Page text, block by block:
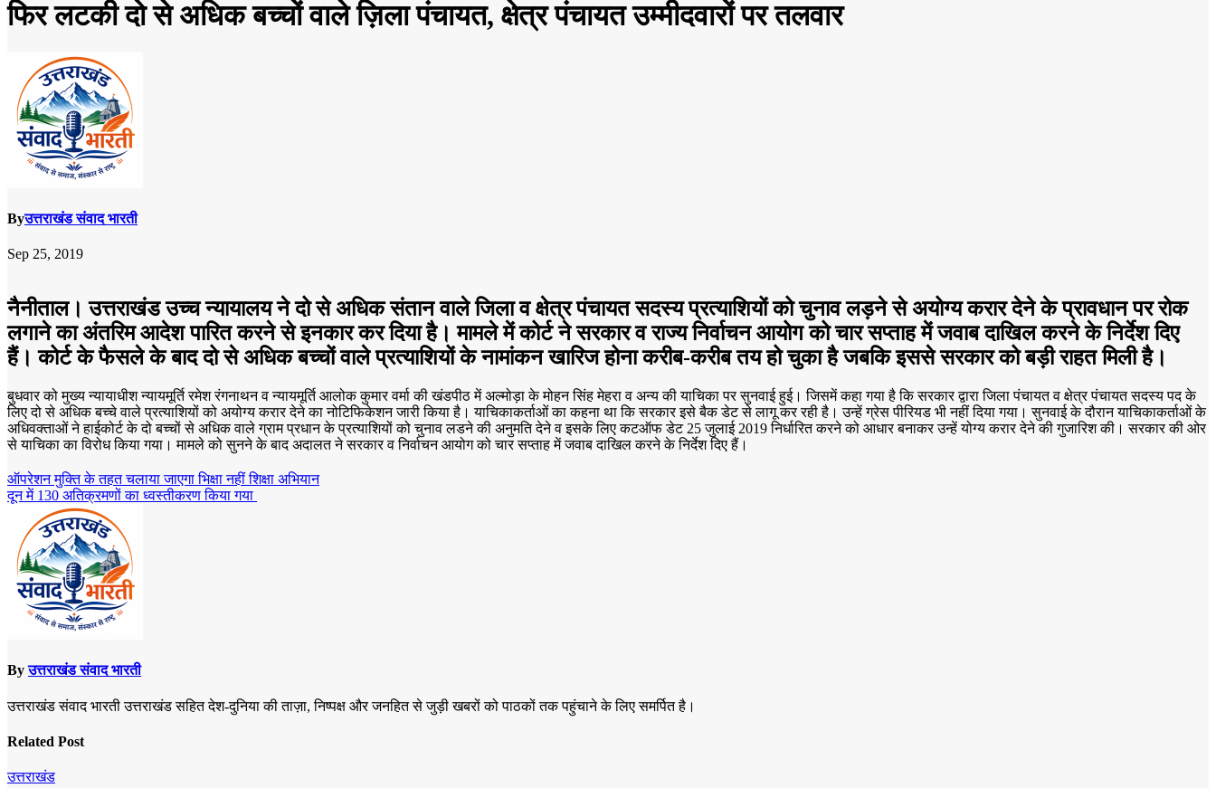
फिर लटकी दो से अधिक बच्चों वाले ज़िला पंचायत, क्षेत्र पंचायत उम्मीदवारों पर तलवार
Byउत्तराखंड संवाद भारती
Sep 25, 2019
नैनीताल। उत्तराखंड उच्च न्यायालय ने दो से अधिक संतान वाले जिला व क्षेत्र पंचायत सदस्य प्रत्याशियों को चुनाव लड़ने से अयोग्य करार देने के प्रावधान पर रोक
लगाने का अंतरिम आदेश पारित करने से इनकार कर दिया है। मामले में कोर्ट ने सरकार व राज्य निर्वाचन आयोग को चार सप्ताह में जवाब दाखिल करने के निर्देश दिए
हैं। कोर्ट के फैसले के बाद दो से अधिक बच्चों वाले प्रत्याशियों के नामांकन खारिज होना करीब-करीब तय हो चुका है जबकि इससे सरकार को बड़ी राहत मिली है।
बुधवार को मुख्य न्यायाधीश न्यायमूर्ति रमेश रंगनाथन व न्यायमूर्ति आलोक कुमार वर्मा की खंडपीठ में अल्मोड़ा के मोहन सिंह मेहरा व अन्य की याचिका पर सुनवाई हुई। जिसमें कहा गया है कि सरकार द्वारा जिला पंचायत व क्षेत्र पंचायत सदस्य पद के
लिए दो से अधिक बच्चे वाले प्रत्याशियों को अयोग्य करार देने का नोटिफिकेशन जारी किया है। याचिकाकर्ताओं का कहना था कि सरकार इसे बैक डेट से लागू कर रही है। उन्हें ग्रेस पीरियड भी नहीं दिया गया। सुनवाई के दौरान याचिकाकर्ताओं के
अधिवक्ताओं ने हाईकोर्ट के दो बच्चों से अधिक वाले ग्राम प्रधान के प्रत्याशियों को चुनाव लडने की अनुमति देने व इसके लिए कटऑफ डेट 25 जुलाई 2019 निर्धारित करने को आधार बनाकर उन्हें योग्य करार देने की गुजारिश की। सरकार की ओर
से याचिका का विरोध किया गया। मामले को सुनने के बाद अदालत ने सरकार व निर्वाचन आयोग को चार सप्ताह में जवाब दाखिल करने के निर्देश दिए हैं।
Post
navigation
ऑपरेशन मुक्ति के तहत चलाया जाएगा भिक्षा नहीं शिक्षा अभियान
दून में 130 अतिक्रमणों का ध्वस्तीकरण किया गया
Byउत्तराखंड संवाद भारती
उत्तराखंड संवाद भारती उत्तराखंड सहित देश-दुनिया की ताज़ा, निष्पक्ष और जनहित से जुड़ी खबरों को पाठकों तक पहुंचाने के लिए समर्पित है।
Related Post
उत्तराखंड